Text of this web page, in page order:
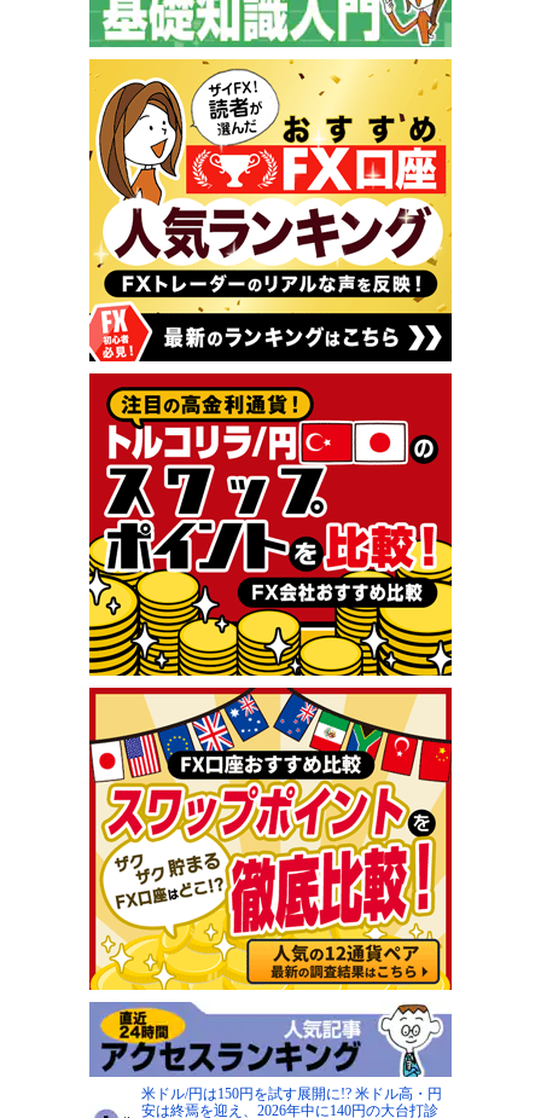
米ドル/円は150円を試す展開に!? 米ドル高・円
安は終焉を迎え、2026年中に140円の大台打診